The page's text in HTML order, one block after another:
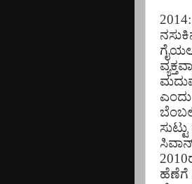
ಹೆಣೆಗೆ